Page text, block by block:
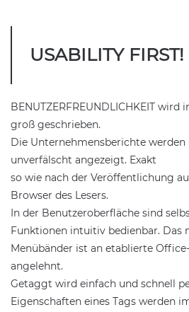
USABILITY FIRST!
BENUTZERFREUNDLICHKEIT
groß geschrieben.
Die Unternehmensberichte
unverfälscht angezeigt. Exakt
so wie nach der Veröffentlichung
Browser des Lesers.
In der Benutzeroberfläche sind
Funktionen intuitiv bedienbar. Das
Menübänder ist an etablierte
angelehnt.
Getaggt wird einfach und schnell
Eigenschaften eines Tags werden